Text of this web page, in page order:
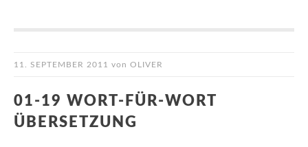
11. SEPTEMBER 2011 von OLIVER
01-19 WORT-FÜR-WORT
ÜBERSETZUNG